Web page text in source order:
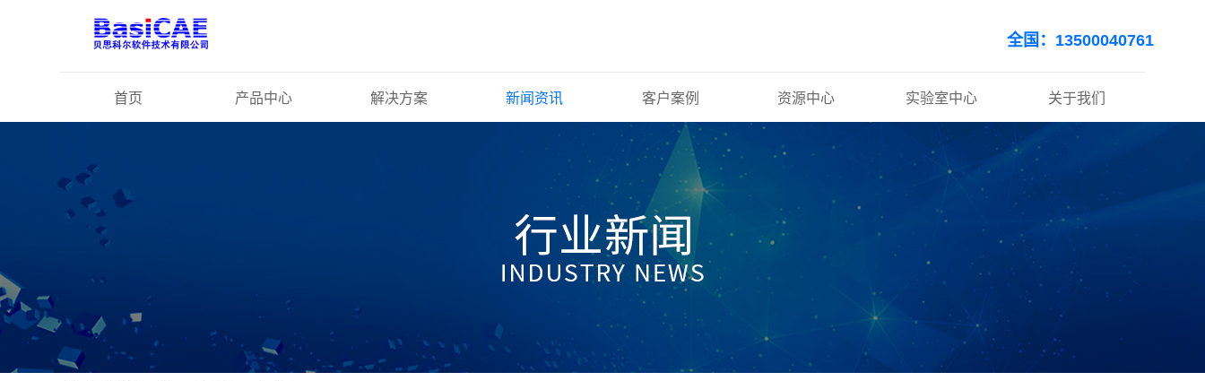
全国：13500040761
首页 产品中心 解决方案 新闻资讯 客户案例 资源中心 实验室中心 关于我们